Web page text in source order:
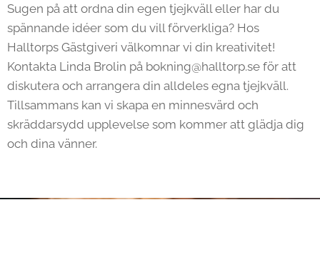
Sugen på att ordna din egen tjejkväll eller har du
spännande idéer som du vill förverkliga? Hos
Halltorps Gästgiveri välkomnar vi din kreativitet!
Kontakta Linda Brolin på bokning@halltorp.se för att
diskutera och arrangera din alldeles egna tjejkväll.
Tillsammans kan vi skapa en minnesvärd och
skräddarsydd upplevelse som kommer att glädja dig
och dina vänner.